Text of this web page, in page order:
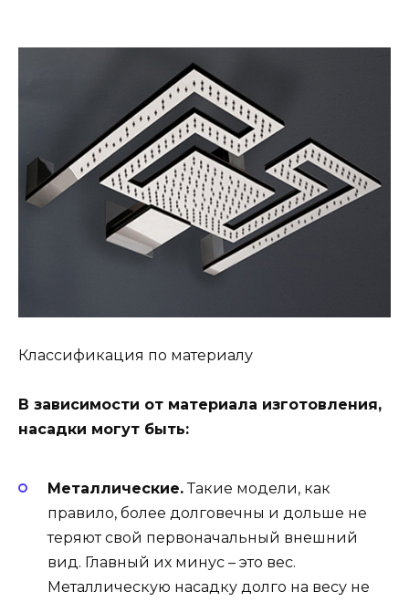
Классификация по материалу
В зависимости от материала изготовления,
насадки могут быть:
Металлические.Такие модели, как
правило, более долговечны и дольше не
теряют свой первоначальный внешний
вид. Главный их минус – это вес.
Металлическую насадку долго на весу не